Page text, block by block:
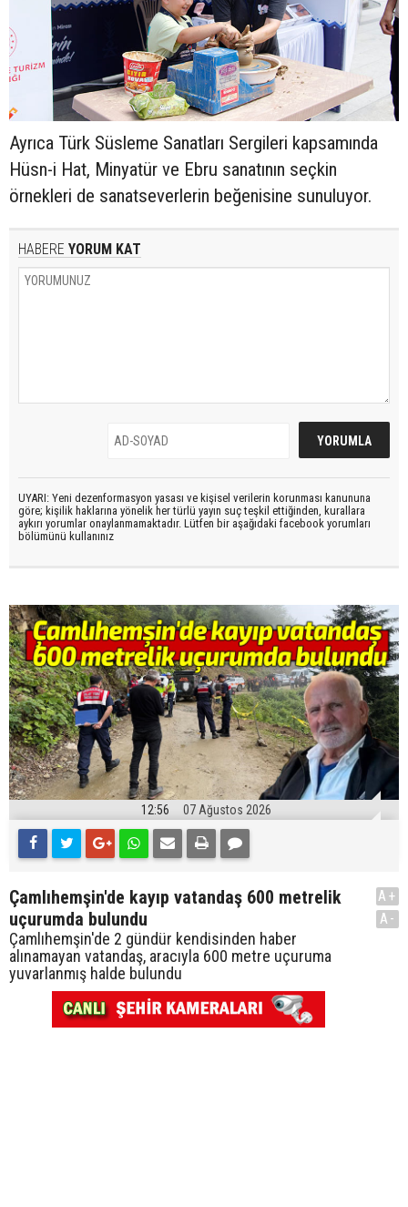
Ayrıca Türk Süsleme Sanatları Sergileri kapsamında
Hüsn-i Hat, Minyatür ve Ebru sanatının seçkin
örnekleri de sanatseverlerin beğenisine sunuluyor.
HABERE YORUM KAT
UYARI: Yeni dezenformasyon yasası ve kişisel verilerin korunması kanununa
göre; kişilik haklarına yönelik her türlü yayın suç teşkil ettiğinden, kurallara
aykırı yorumlar onaylanmamaktadır. Lütfen bir aşağıdaki facebook yorumları
bölümünü kullanınız
12:56 07 Ağustos 2026
Çamlıhemşin'de kayıp vatandaş 600 metrelik
uçurumda bulundu
Çamlıhemşin'de 2 gündür kendisinden haber
alınamayan vatandaş, aracıyla 600 metre uçuruma
yuvarlanmış halde bulundu
A+
A-